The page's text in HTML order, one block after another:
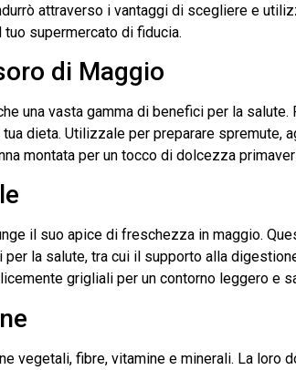
attraverso i vantaggi di scegliere e
supermercato di fiducia.
di Maggio
una vasta gamma di benefici per la salute.
dieta. Utilizzale per preparare spremute,
montata per un tocco di dolcezza
il suo apice di freschezza in maggio.
la salute, tra cui il supporto alla
grigliali per un contorno leggero e
vegetali, fibre, vitamine e minerali. La loro